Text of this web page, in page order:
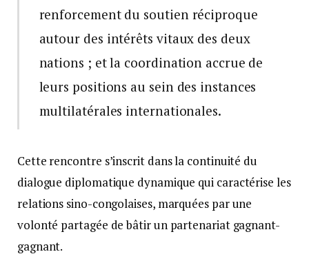
renforcement du soutien réciproque
autour des intérêts vitaux des deux
nations ; et la coordination accrue de
leurs positions au sein des instances
multilatérales internationales.
Cette rencontre s’inscrit dans la continuité du
dialogue diplomatique dynamique qui caractérise les
relations sino-congolaises, marquées par une
volonté partagée de bâtir un partenariat gagnant-
gagnant.